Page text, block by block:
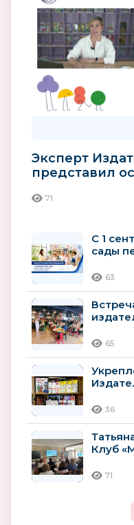
Эксперт
представил
жизни...
71
С 1
сады
63
65
36
Клуб
71